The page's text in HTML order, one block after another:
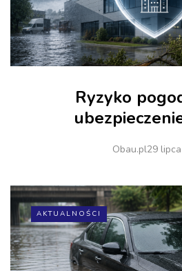
Ryzyko
Obau.pl29
AKTUALNOŚCI